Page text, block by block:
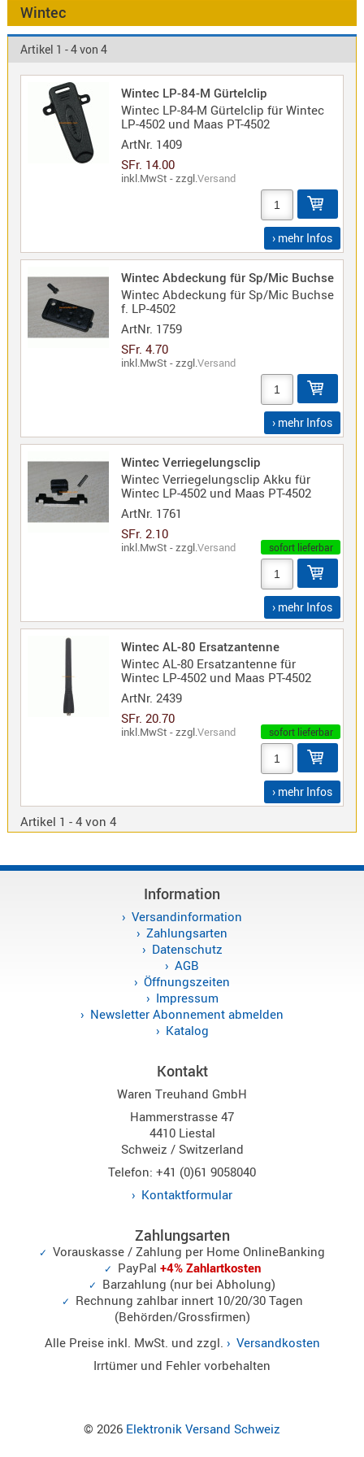
Antennen
f.
Triplexer
/
Weichen
LTE
4G,
UMTS,
Sirio
Zubehör
Kenwood
Standard
Wintec
M-
Norm
S-
Norm
Wintec-
/
Kabel
Bezeichnung
Wintec
Artikel 1 - 4 von 4
Wintec LP-84-M Gürtelclip
Wintec LP-84-M Gürtelclip für Wintec
LP-4502 und Maas PT-4502
ArtNr. 1409
SFr. 14.00
inkl.MwSt - zzgl.Versand
› mehr Infos
Wintec Abdeckung für Sp/Mic Buchse
Wintec Abdeckung für Sp/Mic Buchse
f. LP-4502
ArtNr. 1759
SFr. 4.70
inkl.MwSt - zzgl.Versand
› mehr Infos
Wintec Verriegelungsclip
Wintec Verriegelungsclip Akku für
Wintec LP-4502 und Maas PT-4502
ArtNr. 1761
SFr. 2.10
inkl.MwSt - zzgl.Versand sofort lieferbar
› mehr Infos
Wintec AL-80 Ersatzantenne
Wintec AL-80 Ersatzantenne für
Wintec LP-4502 und Maas PT-4502
ArtNr. 2439
SFr. 20.70
inkl.MwSt - zzgl.Versand sofort lieferbar
› mehr Infos
Artikel 1 - 4 von 4
Information
Versandinformation
Zahlungsarten
Datenschutz
AGB
Öffnungszeiten
Impressum
Newsletter Abonnement abmelden
Katalog
Kontakt
Waren Treuhand GmbH
Hammerstrasse 47
4410 Liestal
Schweiz / Switzerland
Telefon: +41 (0)61 9058040
Kontaktformular
Zahlungsarten
Vorauskasse / Zahlung per Home OnlineBanking
PayPal +4% Zahlartkosten
Barzahlung (nur bei Abholung)
Rechnung zahlbar innert 10/20/30 Tagen
(Behörden/Grossfirmen)
Alle Preise inkl. MwSt. und zzgl.
Versandkosten
Irrtümer und Fehler vorbehalten
© 2026 Elektronik Versand Schweiz